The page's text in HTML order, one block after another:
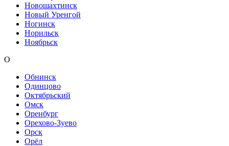
Новошахтинск
Новый Уренгой
Ногинск
Норильск
Ноябрьск
О
Обнинск
Одинцово
Октябрьский
Омск
Оренбург
Орехово-Зуево
Орск
Орёл